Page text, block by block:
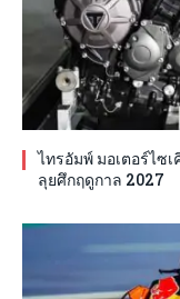
ไทรอัมพ์ มอเตอร์ไซ
ลุยศึกฤดูกาล 2027